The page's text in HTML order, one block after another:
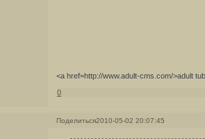
<a href=http://www.adult-cms.com/>adult
0
Поделиться2010-05-02 20:07:45